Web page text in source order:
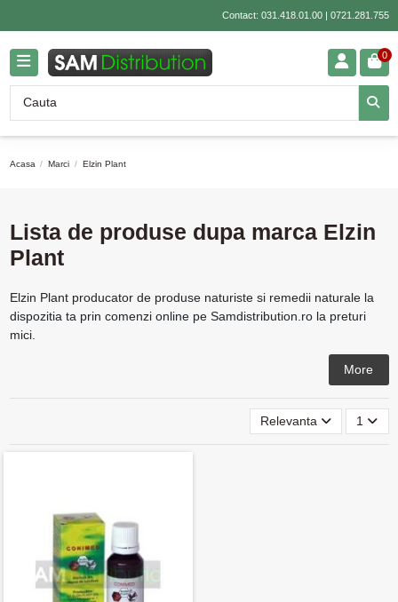
Contact: 031.418.01.00| 0721.281.755
0
Acasa Marci Elzin Plant
Lista de produse dupa marca Elzin
Plant
Elzin Plant producator de produse naturiste si remedii naturale la
dispozitia ta prin comenzi online pe Samdistribution.ro la preturi
mici.
More
Relevanta 1